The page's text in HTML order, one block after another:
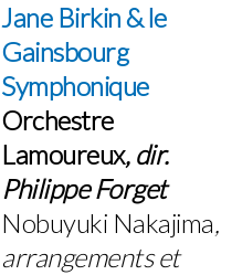
Jane Birkin & le
Gainsbourg
Symphonique
Orchestre
Lamoureux, dir.
Philippe Forget
Nobuyuki Nakajima,
arrangements et